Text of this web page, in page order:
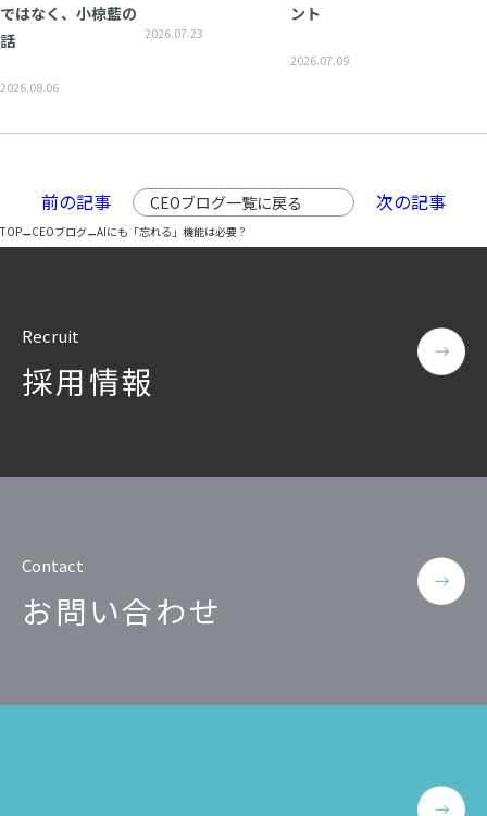
ではなく、小椋藍の
話
2026.08.06
2026.07.23
ント
2026.07.09
前の記事 次の記事
CEOブログ一覧に戻る
TOP–CEOブログ–AIにも「忘れる」機能は必要？
Recruit
採用情報
Contact
お問い合わせ